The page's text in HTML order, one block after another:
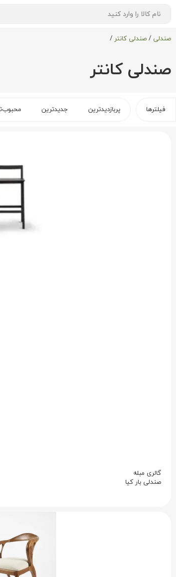
صندلی / صندلی کانتر /
صندلی کانتر
فیلترها پربازدیدترین جدیدترین
گالری مبله
صندلی بار کیا